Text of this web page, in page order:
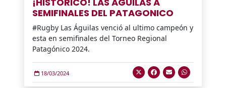
SEMIFINALES DEL PATAGONICO
#Rugby Las Águilas venció al ultimo campeón y
esta en semifinales del Torneo Regional
Patagónico 2024.
18/03/2024